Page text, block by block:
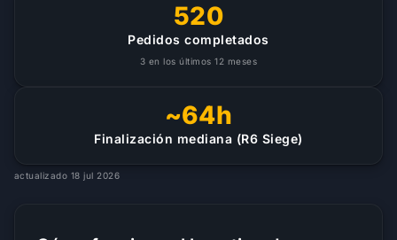
520
Pedidos completados
3 en los últimos 12 meses
~64h
Finalización mediana (R6 Siege)
actualizado 18 jul 2026